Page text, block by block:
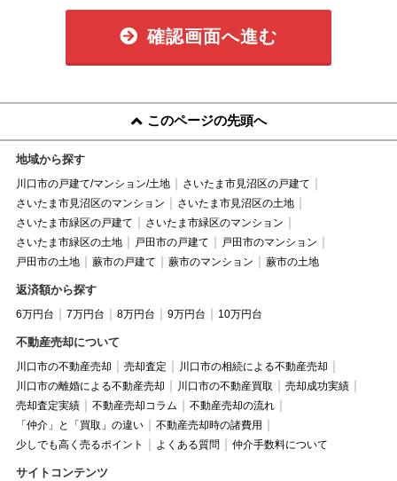
確認画面へ進む
このページの先頭へ
地域から探す
川口市の戸建て/マンション/土地
さいたま市見沼区の戸建て
さいたま市見沼区のマンション
さいたま市見沼区の土地
さいたま市緑区の戸建て
さいたま市緑区のマンション
さいたま市緑区の土地
戸田市の戸建て
戸田市のマンション
戸田市の土地
蕨市の戸建て 蕨市のマンション 蕨市の土地
返済額から探す
6万円台 7万円台 8万円台 9万円台 10万円台
不動産売却について
川口市の不動産売却 売却査定
川口市の相続による不動産売却
川口市の離婚による不動産売却
川口市の不動産買取
売却成功実績
売却査定実績
不動産売却コラム
不動産売却の流れ
「仲介」と「買取」の違い
不動産売却時の諸費用
少しでも高く売るポイント
よくある質問 仲介手数料について
サイトコンテンツ